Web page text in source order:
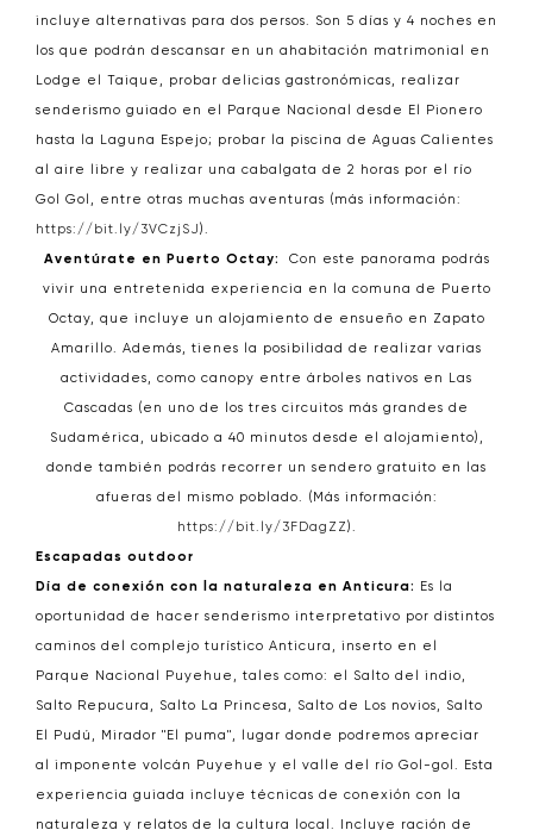
incluye alternativas para dos persos. Son 5 días y 4 noches en
los que podrán descansar en un ahabitación matrimonial en
Lodge el Taique, probar delicias gastronómicas, realizar
senderismo guiado en el Parque Nacional desde El Pionero
hasta la Laguna Espejo; probar la piscina de Aguas Calientes
al aire libre y realizar una cabalgata de 2 horas por el río
Gol Gol, entre otras muchas aventuras (más información:
https://bit.ly/3VCzjSJ).
Aventúrate en Puerto Octay: Con este panorama podrás
vivir una entretenida experiencia en la comuna de Puerto
Octay, que incluye un alojamiento de ensueño en Zapato
Amarillo. Además, tienes la posibilidad de realizar varias
actividades, como canopy entre árboles nativos en Las
Cascadas (en uno de los tres circuitos más grandes de
Sudamérica, ubicado a 40 minutos desde el alojamiento),
donde también podrás recorrer un sendero gratuito en las
afueras del mismo poblado. (Más información:
https://bit.ly/3FDagZZ).
Escapadas outdoor
Día de conexión con la naturaleza en Anticura: Es la
oportunidad de hacer senderismo interpretativo por distintos
caminos del complejo turístico Anticura, inserto en el
Parque Nacional Puyehue, tales como: el Salto del indio,
Salto Repucura, Salto La Princesa, Salto de Los novios, Salto
El Pudú, Mirador "El puma", lugar donde podremos apreciar
al imponente volcán Puyehue y el valle del río Gol-gol. Esta
experiencia guiada incluye técnicas de conexión con la
naturaleza y relatos de la cultura local. Incluye ración de